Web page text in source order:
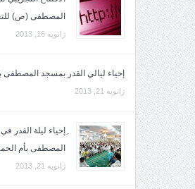
المصطفى (ص)
ژانویه 16, 2013
إحياء ليالي القدر بمسجد المصطفى
ژانویه 21, 2013
ِإحياء ليلة القدر
المصطفى بأم
ژانویه 21, 2013